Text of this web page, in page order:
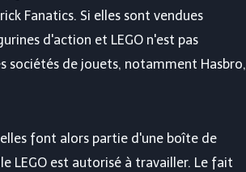
Fanatics. Si elles sont vendues
d'action et LEGO n'est pas
sociétés de jouets, notamment Hasbro,
font alors partie d'une boîte de
LEGO est autorisé à travailler. Le fait